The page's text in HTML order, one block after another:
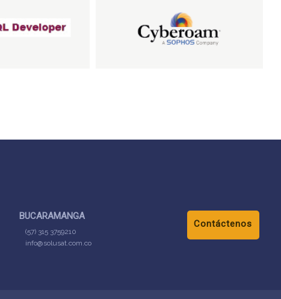
BUCARAMANGA
(57) 315 3759210
info@solusat.com.co
Contáctenos